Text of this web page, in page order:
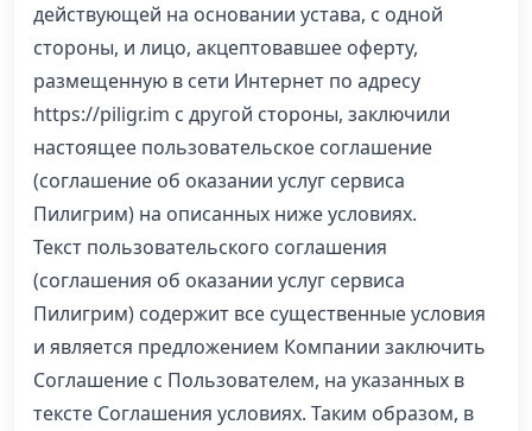
действующей на основании устава, с одной
стороны, и лицо, акцептовавшее оферту,
размещенную в сети Интернет по адресу
https://piligr.im с другой стороны, заключили
настоящее пользовательское соглашение
(соглашение об оказании услуг сервиса
Пилигрим) на описанных ниже условиях.
Текст пользовательского соглашения
(соглашения об оказании услуг сервиса
Пилигрим) содержит все существенные условия
и является предложением Компании заключить
Соглашение с Пользователем, на указанных в
тексте Соглашения условиях. Таким образом, в